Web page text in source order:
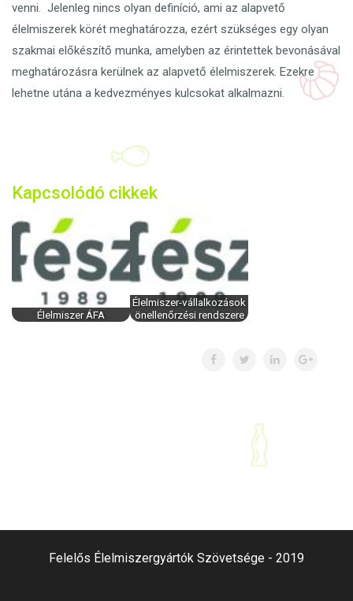
venni. Jelenleg nincs olyan definíció, ami az alapvető
élelmiszerek körét meghatározza, ezért szükséges egy olyan
szakmai előkészítő munka, amelyben az érintettek bevonásával
meghatározásra kerülnek az alapvető élelmiszerek. Ezekre
lehetne utána a kedvezményes kulcsokat alkalmazni.
Kapcsolódó cikkek
Élelmiszer ÁFA
Élelmiszer-vállalkozások
önellenőrzési rendszere
Felelős Élelmiszergyártók Szövetsége - 2019